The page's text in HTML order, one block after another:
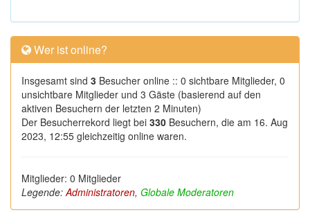
Wer ist online?
Insgesamt sind 3 Besucher online :: 0 sichtbare Mitglieder, 0
unsichtbare Mitglieder und 3 Gäste (basierend auf den
aktiven Besuchern der letzten 2 Minuten)
Der Besucherrekord liegt bei 330 Besuchern, die am 16. Aug
2023, 12:55 gleichzeitig online waren.
Mitglieder: 0 Mitglieder
Legende:Administratoren, Globale Moderatoren